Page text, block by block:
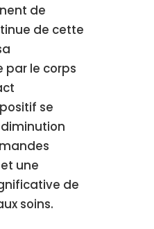
de
de cette
par le corps
se
une
de
soins.